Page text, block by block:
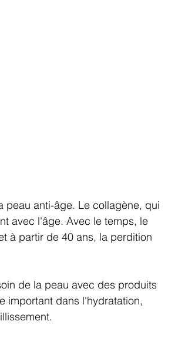
peau anti-âge. Le collagène, qui
avec l'âge. Avec le temps, le
à partir de 40 ans, la perdition
de la peau avec des produits
important dans l'hydratation,